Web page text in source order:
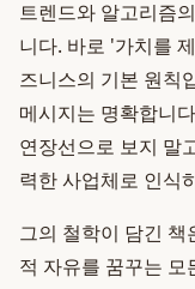
트렌드와 알고리즘
니다. 바로 '가치를
즈니스의 기본 원칙
메시지는 명확합니
연장선으로 보지 말
력한 사업체로 인식
그의 철학이 담긴 책
적 자유를 꿈꾸는